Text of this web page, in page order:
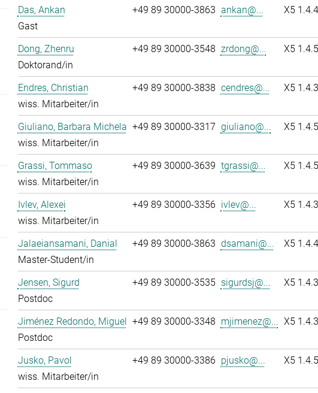
Das, Ankan
Gast
+49 89 30000-3863 ankan@... X5
Dong, Zhenru
Doktorand/in
+49 89 30000-3548 zrdong@... X5
Endres, Christian
wiss. Mitarbeiter/in
+49 89 30000-3838 cendres@... X5
Giuliano, Barbara Michela
wiss. Mitarbeiter/in
+49 89 30000-3317 giuliano@... X5
Grassi, Tommaso
wiss. Mitarbeiter/in
+49 89 30000-3639 tgrassi@... X5
Ivlev, Alexei
wiss. Mitarbeiter/in
+49 89 30000-3356 ivlev@... X5
Jalaeiansamani, Danial
Master-Student/in
+49 89 30000-3863 dsamani@... X5
Jensen, Sigurd
Postdoc
+49 89 30000-3535 sigurdsj@... X5
Jiménez Redondo, Miguel
Postdoc
+49 89 30000-3348 mjimenez@... X5
Jusko, Pavol
wiss. Mitarbeiter/in
+49 89 30000-3386 pjusko@... X5